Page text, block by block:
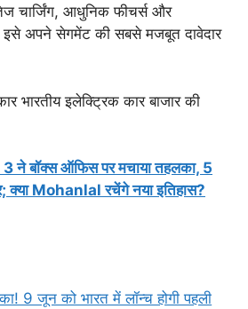
चार्जिंग, आधुनिक फीचर्स और
इसे अपने सेगमेंट की सबसे मजबूत दावेदार
भारतीय इलेक्ट्रिक कार बाजार की
ने बॉक्स ऑफिस पर मचाया तहलका, 5
क्या Mohanlal रचेंगे नया इतिहास?
9 जून को भारत में लॉन्च होगी पहली